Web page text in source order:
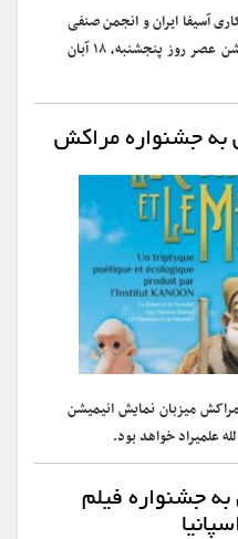
آسیفا ایران و انجمن صنفی
انیمیشن به بهانه روز جهانی انیمیشن عصر روز پنجشنبه، ۱۸ آبان
به جشنواره مراکش
میزبان نمایش انیمیشن
علمیراد خواهد بود.
به جشنواره فیلم